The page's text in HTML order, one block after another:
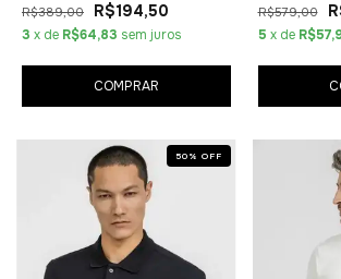
R$389,00 R$194,50
3 x de R$64,83 sem juros
COMPRAR
R$579,00
5 x de
50 % OFF